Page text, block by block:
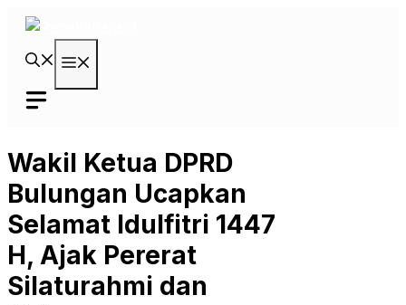
Langsung
Wakil Ketua DPRD
Bulungan Ucapkan
Selamat Idulfitri 1447
H, Ajak Pererat
Silaturahmi dan